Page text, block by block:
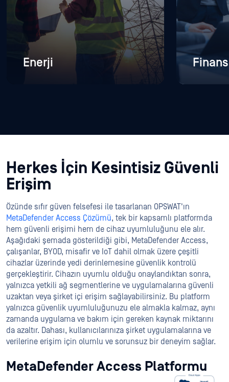
Enerji
Herkes İçin Kesintisiz Güvenli
Erişim
Özünde sıfır güven felsefesi ile tasarlanan OPSWAT'ın
MetaDefender Access Çözümü, tek bir kapsamlı platformda
hem güvenli erişimi hem de cihaz uyumluluğunu ele alır.
Aşağıdaki şemada gösterildiği gibi, MetaDefender Access,
çalışanlar, BYOD, misafir ve IoT dahil olmak üzere çeşitli
cihazlar üzerinde yedi derinlemesine güvenlik kontrolü
gerçekleştirir. Cihazın uyumlu olduğu onaylandıktan sonra,
yalnızca yetkili ağ segmentlerine ve uygulamalarına güvenli
uzaktan veya şirket içi erişim sağlayabilirsiniz. Bu platform
yalnızca güvenlik uyumluluğunuzu ele almakla kalmaz, aynı
zamanda uygulama ve bakım için gereken kaynak miktarını
da azaltır. Dahası, kullanıcılarınıza şirket uygulamalarına ve
verilerine erişim için olumlu ve sorunsuz bir deneyim sağlar.
MetaDefender Access Platformu